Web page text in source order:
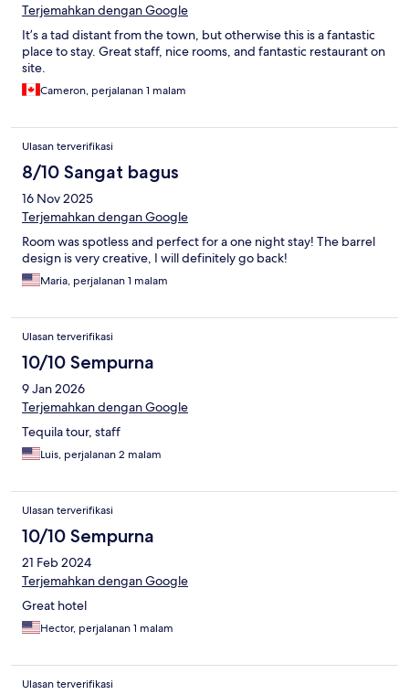
Terjemahkan dengan Google
It’s a tad distant from the town, but otherwise this is a fantastic
place to stay. Great staff, nice rooms, and fantastic restaurant on
site.
Cameron, perjalanan 1 malam
Ulasan terverifikasi
8/10 Sangat bagus
16 Nov 2025
Terjemahkan dengan Google
Room was spotless and perfect for a one night stay! The barrel
design is very creative, I will definitely go back!
Maria, perjalanan 1 malam
Ulasan terverifikasi
10/10 Sempurna
9 Jan 2026
Terjemahkan dengan Google
Tequila tour, staff
Luis, perjalanan 2 malam
Ulasan terverifikasi
10/10 Sempurna
21 Feb 2024
Terjemahkan dengan Google
Great hotel
Hector, perjalanan 1 malam
Ulasan terverifikasi